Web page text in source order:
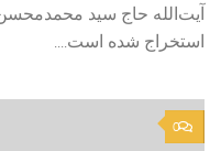
آیت‌الله حاج سید
استخراج شده است....
0